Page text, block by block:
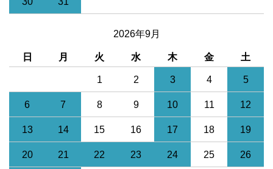
2026年9月
日 月 火 水 木 金 土
1 2 3 4 5
6 7 8 9 10 11 12
13 14 15 16 17 18 19
20 21 22 23 24 25 26